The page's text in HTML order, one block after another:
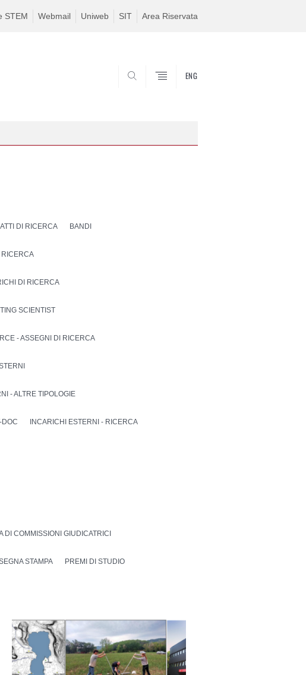
STEM Webmail Uniweb SIT Area Riservata
ENG
DI RICERCA BANDI
RICERCA
DI RICERCA
SCIENTIST
- ASSEGNI DI RICERCA
- ALTRE TIPOLOGIE
DOC INCARICHI ESTERNI - RICERCA
COMMISSIONI GIUDICATRICI
STAMPA PREMI DI STUDIO